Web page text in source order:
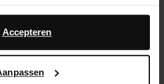
met Google voor
Meer informatie over
gebruikt, vindt u op
Accepteren